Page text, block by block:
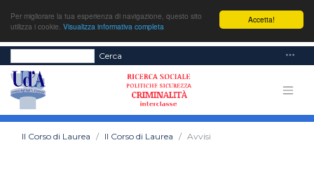
Accetta!
Per migliorare la tua esperienza di navigazione, questo sito
utilizza i cookie. Visualizza informativa completa
Cerca
Il Corso di Laurea Il Corso di Laurea Avvisi